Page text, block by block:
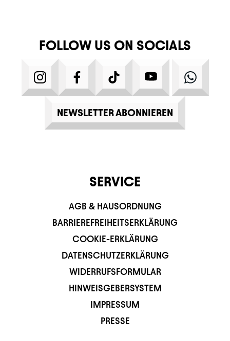
FOLLOW US ON SOCIALS
INSTAGRAMFACEBOOKTIKTOK YOUTUBE
NEWSLETTER ABONNIEREN
SERVICE
AGB & HAUSORDNUNG
BARRIEREFREIHEITSERKLÄRUNG
COOKIE-ERKLÄRUNG
DATENSCHUTZERKLÄRUNG
WIDERRUFSFORMULAR
HINWEISGEBERSYSTEM
IMPRESSUM
PRESSE